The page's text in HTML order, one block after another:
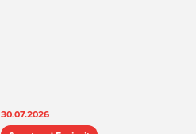
30.07.2026